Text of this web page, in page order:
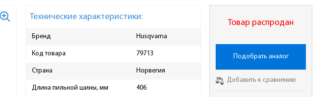
Технические характеристики:
Бренд Husqvarna
Код товара 79713
Страна Норвегия
Длина пильной шины, мм 406
Шаг цепи, дюйм
Ширина паза, мм
Товар распродан
Подобрать аналог
Добавить к сравнению